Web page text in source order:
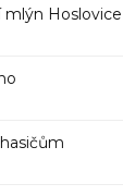
mlýn Hoslovice